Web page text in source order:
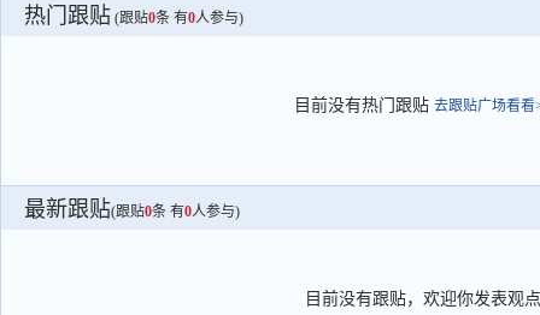
热门跟贴 (跟贴0条 有0人参与)
目前没有热门跟贴 去跟贴广场看看
最新跟贴(跟贴0条 有0人参与)
目前没有跟贴，欢迎你发表观点